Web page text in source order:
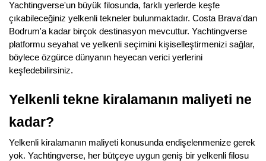
Yachtingverse'un büyük filosunda, farklı yerlerde keşfe
çıkabileceğiniz yelkenli tekneler bulunmaktadır. Costa Brava'dan
Bodrum'a kadar birçok destinasyon mevcuttur. Yachtingverse
platformu seyahat ve yelkenli seçimini kişiselleştirmenizi sağlar,
böylece özgürce dünyanın heyecan verici yerlerini
keşfedebilirsiniz.
Yelkenli tekne kiralamanın maliyeti ne
kadar?
Yelkenli kiralamanın maliyeti konusunda endişelenmenize gerek
yok. Yachtingverse, her bütçeye uygun geniş bir yelkenli filosu